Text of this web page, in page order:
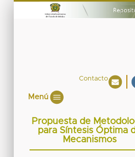
Contacto
Menú
Propuesta de
para Síntesis Óptima
Mecanismos